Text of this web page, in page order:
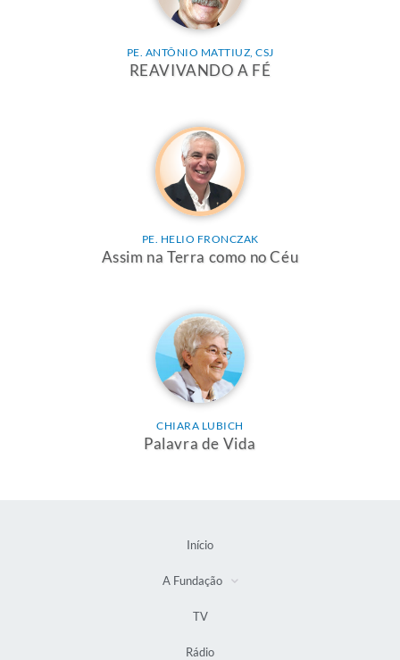
PE. ANTÔNIO MATTIUZ, CSJ
REAVIVANDO A FÉ
PE. HELIO FRONCZAK
Assim na Terra como no Céu
CHIARA LUBICH
Palavra de Vida
Início
A Fundação
TV
Rádio